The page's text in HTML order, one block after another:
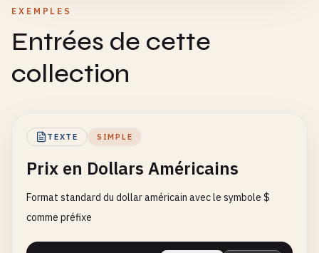
EXEMPLES
Entrées de cette
collection
TEXTE SIMPLE
Prix en Dollars Américains
Format standard du dollar américain avec le symbole $
comme préfixe